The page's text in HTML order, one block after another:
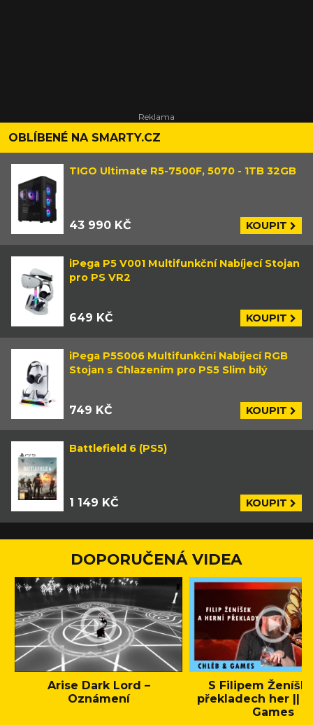
OBLÍBENÉ NA SMARTY.CZ
TIGO Ultimate R5-7500F, 5070 - 1TB 32GB
43 990 KČ KOUPIT
iPega P5 V001 Multifunkční Nabíjecí Stojan
pro PS VR2
649 KČ KOUPIT
iPega P5S006 Multifunkční Nabíjecí RGB
Stojan s Chlazením pro PS5 Slim bílý
749 KČ KOUPIT
Battlefield 6 (PS5)
1 149 KČ KOUPIT
DOPORUČENÁ VIDEA
Arise Dark Lord –
Oznámení
S Filipem
překladech her ||
Games